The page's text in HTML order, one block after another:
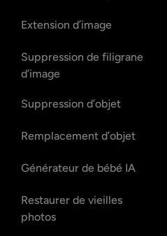
Extension d’image
Suppression de filigrane
d’image
Suppression d’objet
Remplacement d’objet
Générateur de bébé IA
Restaurer de vieilles
photos